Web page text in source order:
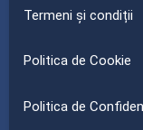
Termeni și condiții
Politica de Cookie
Politica de